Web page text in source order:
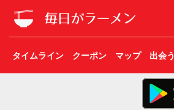
タイムライン クーポン マップ 出会う